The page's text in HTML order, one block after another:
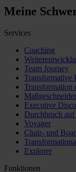
Meine
Services
Coaching
Team Journey
Transformative
Transformation
Executive
Durchbruch
Voyager
Chair- und
Explorer
Funktionen